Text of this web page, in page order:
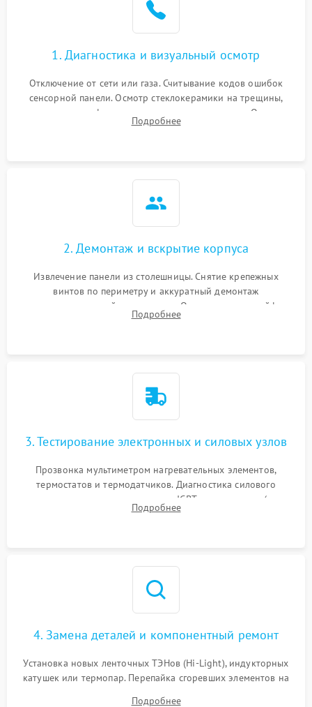
1. Диагностика и визуальный осмотр
Отключение от сети или газа. Считывание кодов ошибок
сенсорной панели. Осмотр стеклокерамики на трещины,
проверка конфорок на равномерность нагрева. Опрос
клиента о симптомах (не включается, не видит посуду,
Подробнее
2. Демонтаж и вскрытие корпуса
Извлечение панели из столешницы. Снятие крепежных
винтов по периметру и аккуратный демонтаж
стеклокерамической поверхности. Отсоединение шлейфов
сенсорного блока для доступа к силовым платам, катушкам
Подробнее
3. Тестирование электронных и силовых узлов
Прозвонка мультиметром нагревательных элементов,
термостатов и термодатчиков. Диагностика силового
модуля, реле, диодных мостов и IGBT-транзисторов (для
индукции). Проверка кранов и газ-контроля (для газовых
Подробнее
4. Замена деталей и компонентный ремонт
Установка новых ленточных ТЭНов (Hi-Light), индукторных
катушек или термопар. Перепайка сгоревших элементов на
Подробнее